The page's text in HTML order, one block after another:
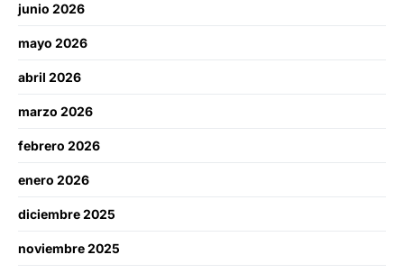
junio 2026
mayo 2026
abril 2026
marzo 2026
febrero 2026
enero 2026
diciembre 2025
noviembre 2025